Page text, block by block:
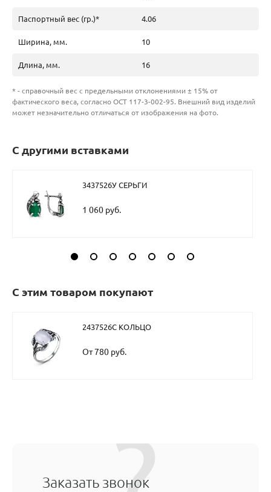
Паспортный вес (гр.)* 4.06
Ширина, мм. 10
Длина, мм. 16
* - справочный вес с предельными отклонениями ± 15% от
фактического веса, согласно ОСТ 117-3-002-95. Внешний вид изделий
может незначительно отличаться от изображения на фото.
С другими вставками
3437526У СЕРЬГИ
1 060 руб.
С этим товаром покупают
2437526С КОЛЬЦО
От 780 руб.
Заказать звонок